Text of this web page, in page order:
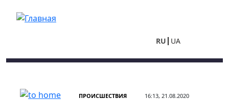
RU UA
ПРОИСШЕСТВИЯ 16:13, 21.08.2020